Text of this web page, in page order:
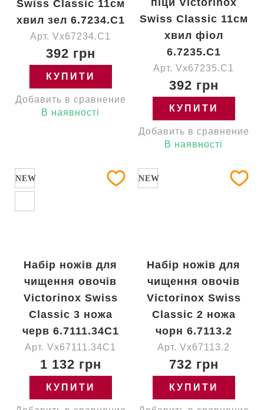
Swiss Classic 11см
хвил зел 6.7234.C1
Арт. Vx67234.C1
392 грн
КУПИТИ
Добавить в сравнение
В наявності
піци Victorinox
Swiss Classic 11см
хвил фіол
6.7235.C1
Арт. Vx67235.C1
392 грн
КУПИТИ
Добавить в сравнение
В наявності
NEW
Набір ножів для
чищення овочів
Victorinox Swiss
Classic 3 ножа
черв 6.7111.34C1
Арт. Vx67111.34C1
1 132 грн
КУПИТИ
NEW
Набір ножів для
чищення овочів
Victorinox Swiss
Classic 2 ножа
чорн 6.7113.2
Арт. Vx67113.2
732 грн
КУПИТИ